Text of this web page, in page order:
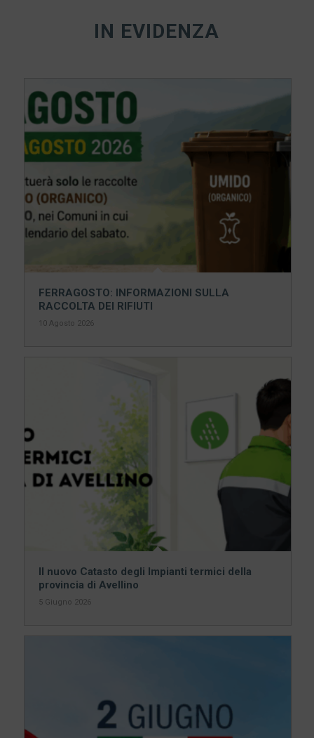
IN EVIDENZA
FERRAGOSTO: INFORMAZIONI SULLA
RACCOLTA DEI RIFIUTI
10 Agosto 2026
Il nuovo Catasto degli Impianti termici della
provincia di Avellino
5 Giugno 2026